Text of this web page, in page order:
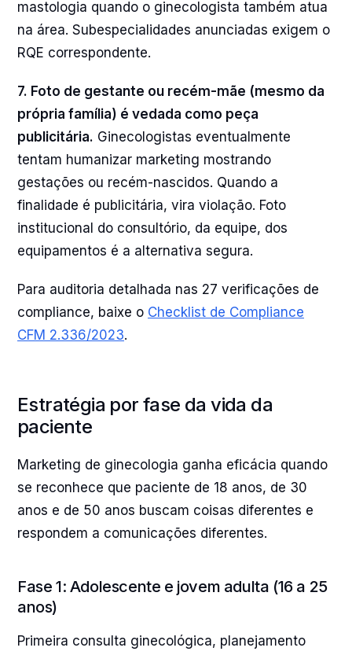
mastologia quando o ginecologista também atua
na área. Subespecialidades anunciadas exigem o
RQE correspondente.
7. Foto de gestante ou recém-mãe (mesmo da
própria família) é vedada como peça
publicitária. Ginecologistas eventualmente
tentam humanizar marketing mostrando
gestações ou recém-nascidos. Quando a
finalidade é publicitária, vira violação. Foto
institucional do consultório, da equipe, dos
equipamentos é a alternativa segura.
Para auditoria detalhada nas 27 verificações de
compliance, baixe o Checklist de Compliance
CFM 2.336/2023.
Estratégia por fase da vida da
paciente
Marketing de ginecologia ganha eficácia quando
se reconhece que paciente de 18 anos, de 30
anos e de 50 anos buscam coisas diferentes e
respondem a comunicações diferentes.
Fase 1: Adolescente e jovem adulta (16 a 25
anos)
Primeira consulta ginecológica, planejamento